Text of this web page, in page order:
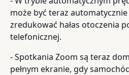
może być teraz
zredukować hałas otoczenia
telefonicznej.
- Spotkania Zoom są teraz
pełnym ekranie, gdy